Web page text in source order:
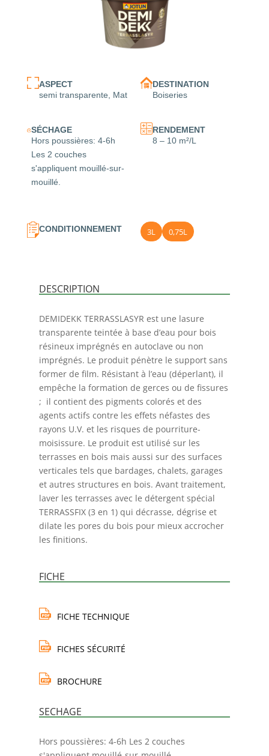
ASPECT
semi transparente, Mat
DESTINATION
Boiseries
SÉCHAGE
Hors poussières: 4-6h
Les 2 couches
s'appliquent mouillé-sur-
mouillé.
RENDEMENT
8 – 10 m²/L
CONDITIONNEMENT 3L 0,75L
DESCRIPTION
DEMIDEKK TERRASSLASYR est une lasure
transparente teintée à base d’eau pour bois
résineux imprégnés en autoclave ou non
imprégnés. Le produit pénètre le support sans
former de film. Résistant à l’eau (déperlant), il
empêche la formation de gerces ou de fissures
; il contient des pigments colorés et des
agents actifs contre les effets néfastes des
rayons U.V. et les risques de pourriture-
moisissure. Le produit est utilisé sur les
terrasses en bois mais aussi sur des surfaces
verticales tels que bardages, chalets, garages
et autres structures en bois. Avant traitement,
laver les terrasses avec le détergent spécial
TERRASSFIX (3 en 1) qui décrasse, dégrise et
dilate les pores du bois pour mieux accrocher
les finitions.
FICHE
FICHE TECHNIQUE
FICHES SÉCURITÉ
BROCHURE
SECHAGE
Hors poussières: 4-6h Les 2 couches